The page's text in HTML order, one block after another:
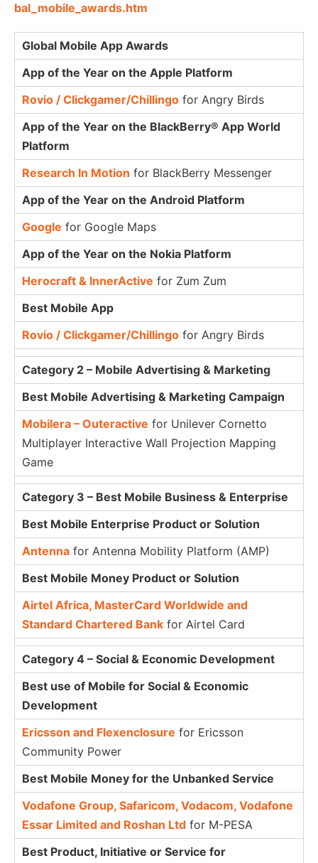
bal_mobile_awards.htm
Global Mobile App Awards
App of the Year on the Apple Platform
Rovio / Clickgamer/Chillingo for Angry Birds
App of the Year on the BlackBerry® App World
Platform
Research In Motion for BlackBerry Messenger
App of the Year on the Android Platform
Google for Google Maps
App of the Year on the Nokia Platform
Herocraft & InnerActive for Zum Zum
Best Mobile App
Rovio / Clickgamer/Chillingo for Angry Birds
Category 2 – Mobile Advertising & Marketing
Best Mobile Advertising & Marketing Campaign
Mobilera – Outeractive for Unilever Cornetto
Multiplayer Interactive Wall Projection Mapping
Game
Category 3 – Best Mobile Business & Enterprise
Best Mobile Enterprise Product or Solution
Antenna for Antenna Mobility Platform (AMP)
Best Mobile Money Product or Solution
Airtel Africa, MasterCard Worldwide and
Standard Chartered Bank for Airtel Card
Category 4 – Social & Economic Development
Best use of Mobile for Social & Economic
Development
Ericsson and Flexenclosure for Ericsson
Community Power
Best Mobile Money for the Unbanked Service
Vodafone Group, Safaricom, Vodacom, Vodafone
Essar Limited and Roshan Ltd for M-PESA
Best Product, Initiative or Service for